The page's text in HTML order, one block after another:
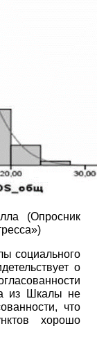
(Опросник
социального
о
из Шкалы не
что
хорошо